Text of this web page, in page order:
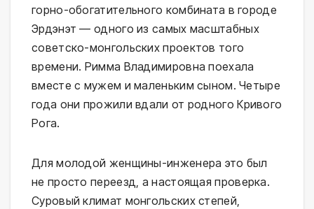
горно-обогатительного комбината в городе
Эрдэнэт — одного из самых масштабных
советско-монгольских проектов того
времени. Римма Владимировна поехала
вместе с мужем и маленьким сыном. Четыре
года они прожили вдали от родного Кривого
Рога.
Для молодой женщины-инженера это был
не просто переезд, а настоящая проверка.
Суровый климат монгольских степей,